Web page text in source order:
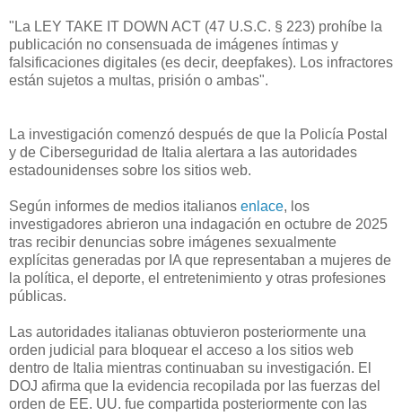
"La LEY TAKE IT DOWN ACT (47 U.S.C. § 223) prohíbe la
publicación no consensuada de imágenes íntimas y
falsificaciones digitales (es decir, deepfakes). Los infractores
están sujetos a multas, prisión o ambas".
La investigación comenzó después de que la Policía Postal
y de Ciberseguridad de Italia alertara a las autoridades
estadounidenses sobre los sitios web.
Según informes de medios italianos enlace, los
investigadores abrieron una indagación en octubre de 2025
tras recibir denuncias sobre imágenes sexualmente
explícitas generadas por IA que representaban a mujeres de
la política, el deporte, el entretenimiento y otras profesiones
públicas.
Las autoridades italianas obtuvieron posteriormente una
orden judicial para bloquear el acceso a los sitios web
dentro de Italia mientras continuaban su investigación. El
DOJ afirma que la evidencia recopilada por las fuerzas del
orden de EE. UU. fue compartida posteriormente con las